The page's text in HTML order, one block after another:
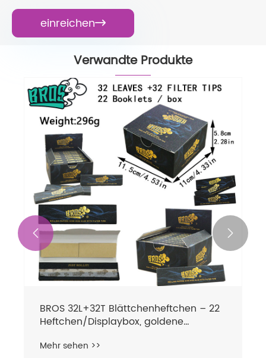
einreichen
Verwandte Produkte
BROS 32L+32T Blättchenheftchen – 22
Heftchen/Displaybox, goldene
Mehr sehen >>
 